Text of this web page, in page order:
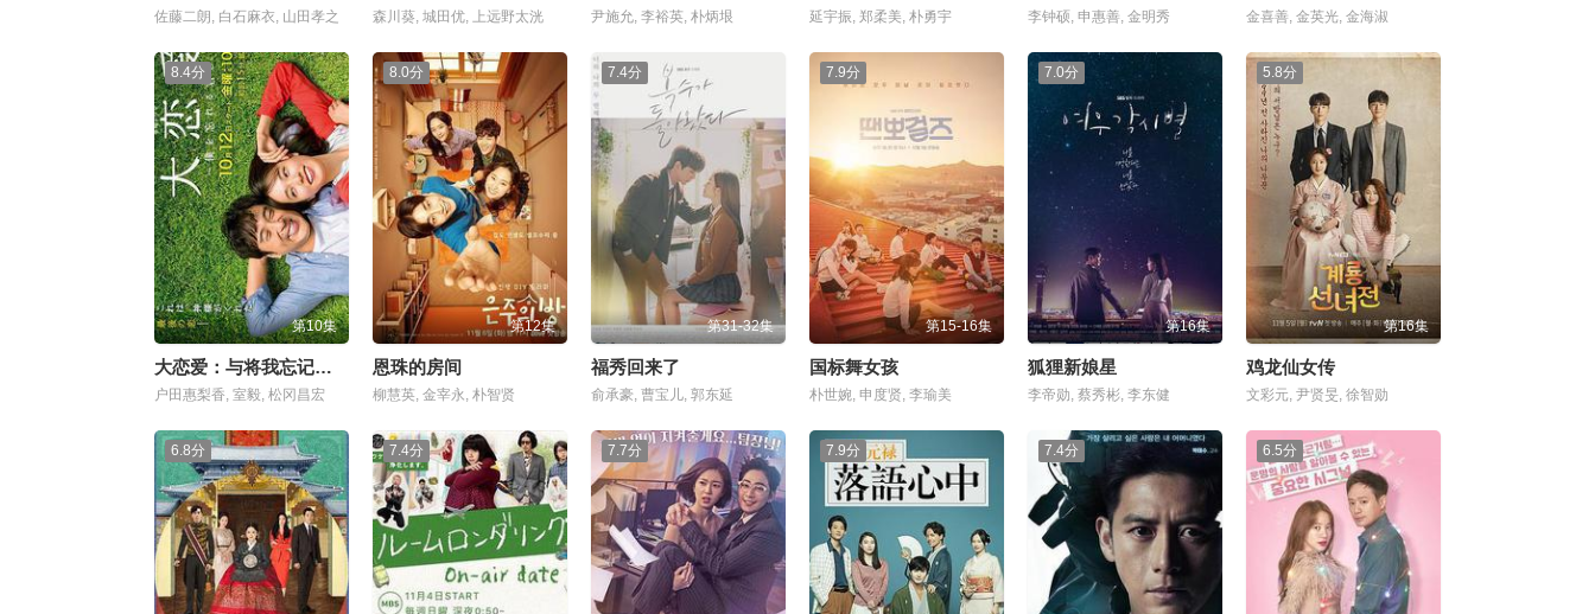
佐藤二朗, 白石麻衣, 山田孝之 森川葵, 城田优, 上远野太洸 尹施允, 李裕英, 朴炳垠 延宇振, 郑柔美, 朴勇宇 李钟硕, 申惠善, 金明秀 金喜善, 金英光, 金海淑
8.4分
第10集
大恋爱：与将我忘记的你
户田惠梨香, 室毅, 松冈昌宏
8.0分
第12集
恩珠的房间
柳慧英, 金宰永, 朴智贤
7.4分
第31-32集
福秀回来了
俞承豪, 曹宝儿, 郭东延
7.9分
第15-16集
国标舞女孩
朴世婉, 申度贤, 李瑜美
7.0分
第16集
狐狸新娘星
李帝勋, 蔡秀彬, 李东健
5.8分
第16集
鸡龙仙女传
文彩元, 尹贤旻, 徐智勋
6.8分 7.4分 7.7分 7.9分 7.4分 6.5分